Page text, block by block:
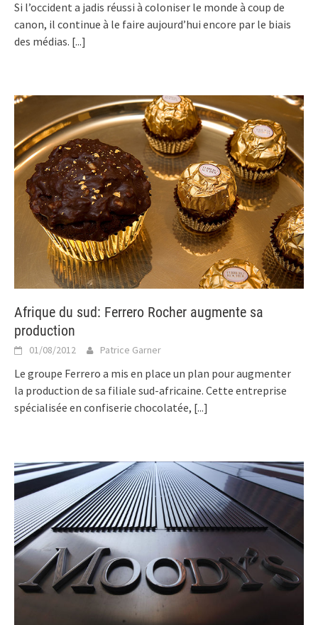
Si l’occident a jadis réussi à coloniser le monde à coup de
canon, il continue à le faire aujourd’hui encore par le biais
des médias. [...]
Afrique du sud: Ferrero Rocher augmente sa
production
01/08/2012 Patrice Garner
Le groupe Ferrero a mis en place un plan pour augmenter
la production de sa filiale sud-africaine. Cette entreprise
spécialisée en confiserie chocolatée, [...]